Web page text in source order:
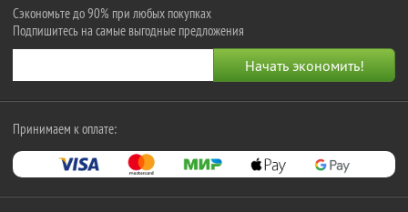
Сэкономьте до 90% при любых покупках
Подпишитесь на самые выгодные предложения
Принимаем к оплате: